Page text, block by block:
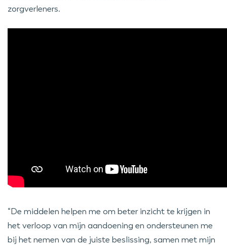
zorgverleners.
“De middelen helpen me om beter inzicht te krijgen in
het verloop van mijn aandoening en ondersteunen me
bij het nemen van de juiste beslissing, samen met mijn